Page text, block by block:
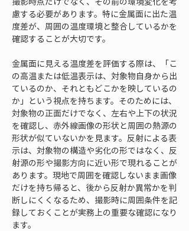
慮する必要があります。特に金属面に出た温
度差が、周囲の温度環境と整合しているかを
確認することが大切です。
金属面に見える温度差を評価する際は、「こ
の高温または低温表示は、対象物自身から出
ているのか、それともどこかを映しているの
か」という視点を持ちます。そのためには、
対象物の正面だけでなく、左右や上下の状況
を確認し、赤外線画像の形状と周囲の熱源の
形状が似ていないかを見ます。反射による表
示は、対象物の構造や劣化の形ではなく、反
射源の形や撮影方向に近い形で現れることが
あります。現地で周囲を確認しないまま画像
だけを持ち帰ると、後から反射か異常かを判
断しにくくなるため、撮影時に周囲条件を記
録しておくことが実務上の重要な確認になり
ます。